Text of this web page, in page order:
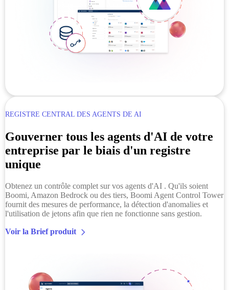
REGISTRE CENTRAL DES AGENTS DE AI
Gouverner tous les agents d'AI de votre
entreprise par le biais d'un registre
unique
Obtenez un contrôle complet sur vos agents d'AI . Qu'ils soient
Boomi, Amazon Bedrock ou des tiers, Boomi Agent Control Tower
fournit des mesures de performance, la détection d'anomalies et
l'utilisation de jetons afin que rien ne fonctionne sans gestion.
Voir la Brief produit